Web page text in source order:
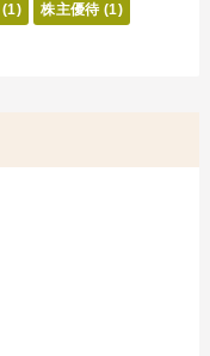
(1) 株主優待 (1)